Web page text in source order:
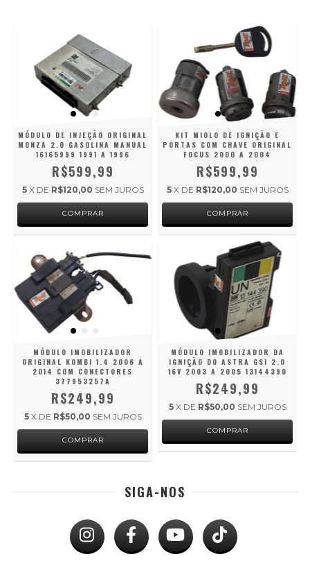
MÓDULO DE INJEÇÃO ORIGINAL
MONZA 2.0 GASOLINA MANUAL
16165999 1991 A 1996
R$599,99
5 X DE R$120,00 SEM JUROS
KIT MIOLO DE IGNIÇÃO E
PORTAS COM CHAVE ORIGINAL
FOCUS 2000 A 2004
R$599,99
5 X DE R$120,00 SEM JUROS
MÓDULO IMOBILIZADOR
ORIGINAL KOMBI 1.4 2006 A
2014 COM CONECTORES
377953257A
R$249,99
5 X DE R$50,00 SEM JUROS
MÓDULO IMOBILIZADOR DA
IGNIÇÃO DO ASTRA GSI 2.0
16V 2003 A 2005 13144390
R$249,99
5 X DE R$50,00 SEM JUROS
SIGA-NOS